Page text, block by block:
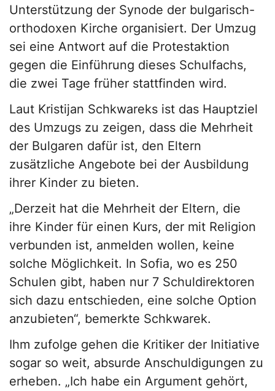
Unterstützung der Synode der bulgarisch-
orthodoxen Kirche organisiert. Der Umzug
sei eine Antwort auf die Protestaktion
gegen die Einführung dieses Schulfachs,
die zwei Tage früher stattfinden wird.
Laut Kristijan Schkwareks ist das Hauptziel
des Umzugs zu zeigen, dass die Mehrheit
der Bulgaren dafür ist, den Eltern
zusätzliche Angebote bei der Ausbildung
ihrer Kinder zu bieten.
„Derzeit hat die Mehrheit der Eltern, die
ihre Kinder für einen Kurs, der mit Religion
verbunden ist, anmelden wollen, keine
solche Möglichkeit. In Sofia, wo es 250
Schulen gibt, haben nur 7 Schuldirektoren
sich dazu entschieden, eine solche Option
anzubieten“, bemerkte Schkwarek.
Ihm zufolge gehen die Kritiker der Initiative
sogar so weit, absurde Anschuldigungen zu
erheben. „Ich habe ein Argument gehört,